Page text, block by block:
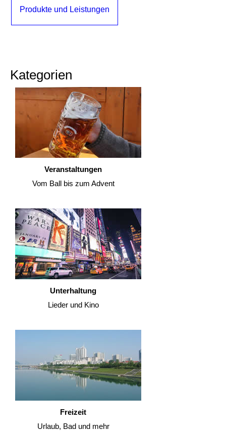
Produkte und Leistungen
Kategorien
Veranstaltungen
Vom Ball bis zum Advent
Unterhaltung
Lieder und Kino
Freizeit
Urlaub, Bad und mehr